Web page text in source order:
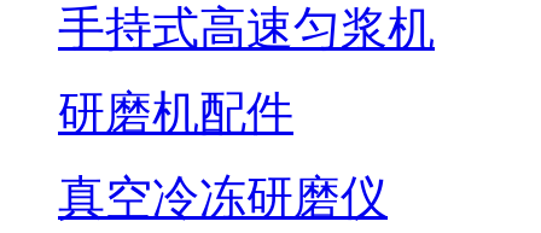
手持式高速匀浆机
研磨机配件
真空冷冻研磨仪